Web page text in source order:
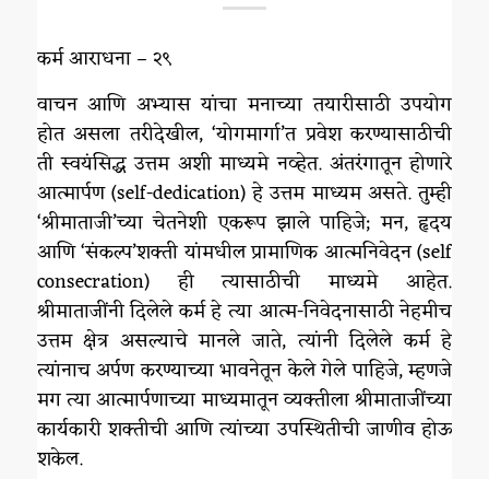
कर्म आराधना – २९
वाचन आणि अभ्यास यांचा मनाच्या तयारीसाठी उपयोग
होत असला तरीदेखील, ‘योगमार्गा’त प्रवेश करण्यासाठीची
ती स्वयंसिद्ध उत्तम अशी माध्यमे नव्हेत. अंतरंगातून होणारे
आत्मार्पण (self-dedication) हे उत्तम माध्यम असते. तुम्ही
‘श्रीमाताजी’च्या चेतनेशी एकरूप झाले पाहिजे; मन, हृदय
आणि ‘संकल्प’शक्ती यांमधील प्रामाणिक आत्मनिवेदन (self
consecration) ही त्यासाठीची माध्यमे आहेत.
श्रीमाताजींनी दिलेले कर्म हे त्या आत्म-निवेदनासाठी नेहमीच
उत्तम क्षेत्र असल्याचे मानले जाते, त्यांनी दिलेले कर्म हे
त्यांनाच अर्पण करण्याच्या भावनेतून केले गेले पाहिजे, म्हणजे
मग त्या आत्मार्पणाच्या माध्यमातून व्यक्तीला श्रीमाताजींच्या
कार्यकारी शक्तीची आणि त्यांच्या उपस्थितीची जाणीव होऊ
शकेल.